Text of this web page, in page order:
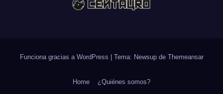
Funciona gracias a WordPress Tema: Newsup de Themeansar
Home ¿Quiénes somos?